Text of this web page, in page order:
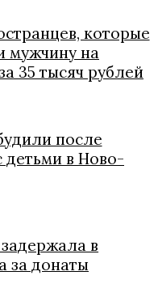
которые
мужчину на
35 тысяч рублей
после
детьми в Ново-
в
за донаты